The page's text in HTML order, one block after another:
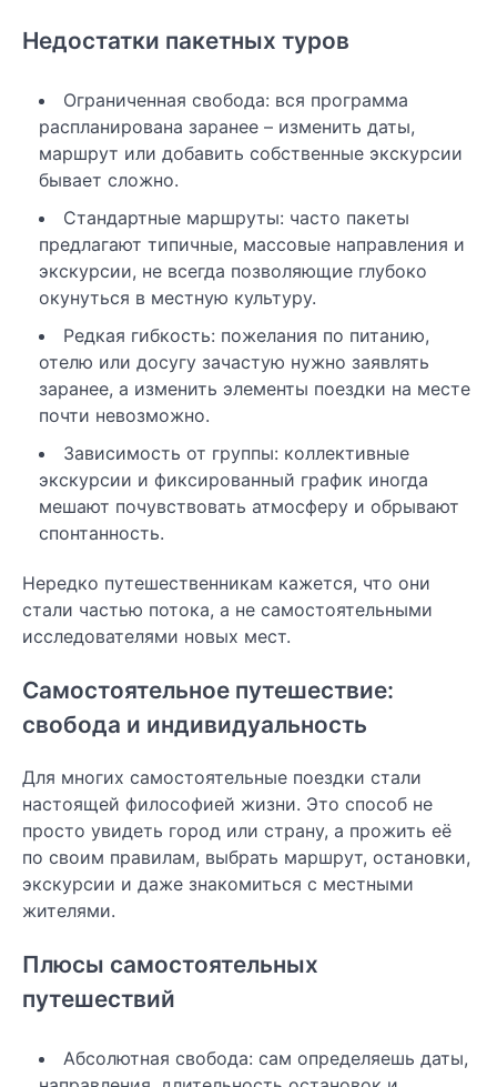
Недостатки пакетных туров
Ограниченная свобода: вся программа
распланирована заранее – изменить даты,
маршрут или добавить собственные экскурсии
бывает сложно.
Стандартные маршруты: часто пакеты
предлагают типичные, массовые направления и
экскурсии, не всегда позволяющие глубоко
окунуться в местную культуру.
Редкая гибкость: пожелания по питанию,
отелю или досугу зачастую нужно заявлять
заранее, а изменить элементы поездки на месте
почти невозможно.
Зависимость от группы: коллективные
экскурсии и фиксированный график иногда
мешают почувствовать атмосферу и обрывают
спонтанность.
Нередко путешественникам кажется, что они
стали частью потока, а не самостоятельными
исследователями новых мест.
Самостоятельное путешествие:
свобода и индивидуальность
Для многих самостоятельные поездки стали
настоящей философией жизни. Это способ не
просто увидеть город или страну, а прожить её
по своим правилам, выбрать маршрут, остановки,
экскурсии и даже знакомиться с местными
жителями.
Плюсы самостоятельных
путешествий
Абсолютная свобода: сам определяешь даты,